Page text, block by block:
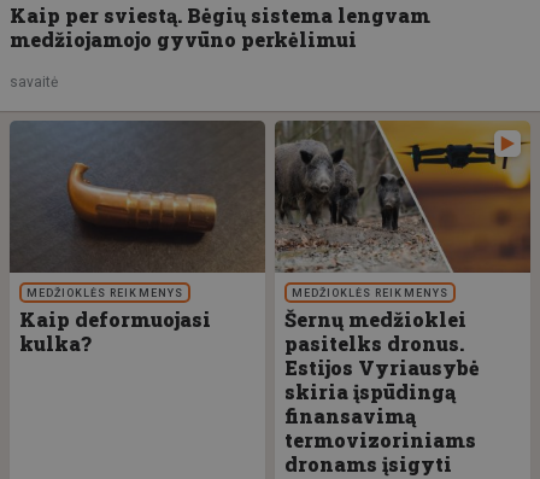
Kaip per sviestą. Bėgių sistema lengvam
medžiojamojo gyvūno perkėlimui
savaitė
MEDŽIOKLĖS REIKMENYS
Kaip deformuojasi
kulka?
MEDŽIOKLĖS REIKMENYS
Šernų medžioklei
pasitelks dronus.
Estijos Vyriausybė
skiria įspūdingą
finansavimą
termovizoriniams
dronams įsigyti